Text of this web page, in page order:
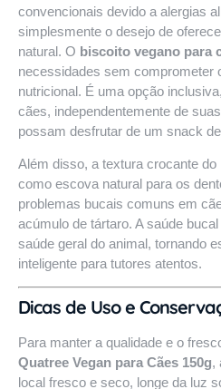
convencionais devido a alergias
simplesmente o desejo de
natural. O biscoito vegano para
necessidades sem comprometer
nutricional. É uma opção
cães, independentemente de
possam desfrutar de um snack
Além disso, a textura crocante do
como escova natural para os
problemas bucais comuns em
acúmulo de tártaro. A saúde
saúde geral do animal, tornando
inteligente para tutores atentos.
Dicas de Uso e
Para manter a qualidade e o
Quatree Vegan para Cães 150g,
local fresco e seco, longe da luz